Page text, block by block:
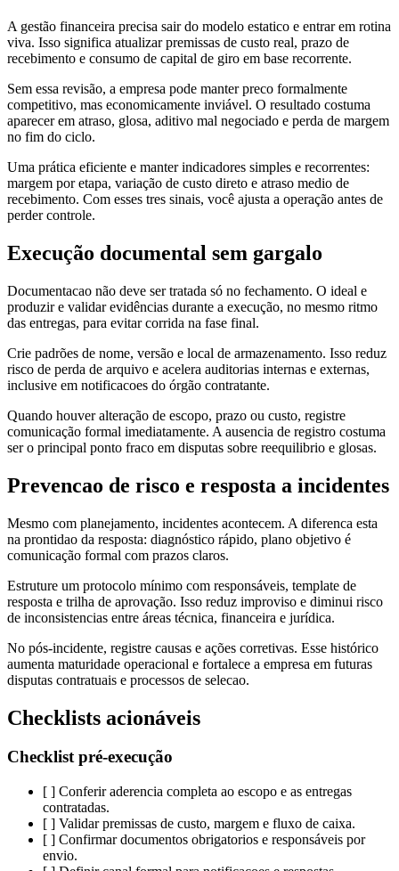
A gestão financeira precisa sair do modelo estatico e entrar em rotina
viva. Isso significa atualizar premissas de custo real, prazo de
recebimento e consumo de capital de giro em base recorrente.
Sem essa revisão, a empresa pode manter preco formalmente
competitivo, mas economicamente inviável. O resultado costuma
aparecer em atraso, glosa, aditivo mal negociado e perda de margem
no fim do ciclo.
Uma prática eficiente e manter indicadores simples e recorrentes:
margem por etapa, variação de custo direto e atraso medio de
recebimento. Com esses tres sinais, você ajusta a operação antes de
perder controle.
Execução documental sem gargalo
Documentacao não deve ser tratada só no fechamento. O ideal e
produzir e validar evidências durante a execução, no mesmo ritmo
das entregas, para evitar corrida na fase final.
Crie padrões de nome, versão e local de armazenamento. Isso reduz
risco de perda de arquivo e acelera auditorias internas e externas,
inclusive em notificacoes do órgão contratante.
Quando houver alteração de escopo, prazo ou custo, registre
comunicação formal imediatamente. A ausencia de registro costuma
ser o principal ponto fraco em disputas sobre reequilibrio e glosas.
Prevencao de risco e resposta a incidentes
Mesmo com planejamento, incidentes acontecem. A diferenca esta
na prontidao da resposta: diagnóstico rápido, plano objetivo é
comunicação formal com prazos claros.
Estruture um protocolo mínimo com responsáveis, template de
resposta e trilha de aprovação. Isso reduz improviso e diminui risco
de inconsistencias entre áreas técnica, financeira e jurídica.
No pós-incidente, registre causas e ações corretivas. Esse histórico
aumenta maturidade operacional e fortalece a empresa em futuras
disputas contratuais e processos de selecao.
Checklists acionáveis
Checklist pré-execução
[ ] Conferir aderencia completa ao escopo e as entregas
contratadas.
[ ] Validar premissas de custo, margem e fluxo de caixa.
[ ] Confirmar documentos obrigatorios e responsáveis por
envio.